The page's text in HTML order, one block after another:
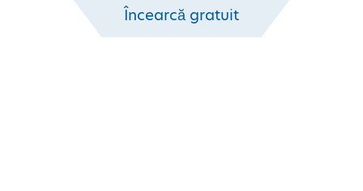
Încearcă gratuit